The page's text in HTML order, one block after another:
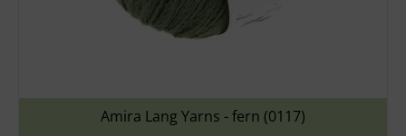
Amira Lang Yarns - fern (0117)